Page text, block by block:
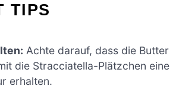
TIPS
Achte darauf, dass die Butter
die Stracciatella-Plätzchen eine
erhalten.